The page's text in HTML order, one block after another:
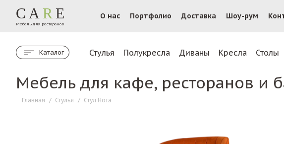
CA R E
Мебель для ресторанов
О нас Портфолио Доставка Шоу-рум
Каталог Стулья Полукресла Диваны Кресла Столы
Мебель для кафе, ресторанов и
Главная / Стулья / Стул Нота